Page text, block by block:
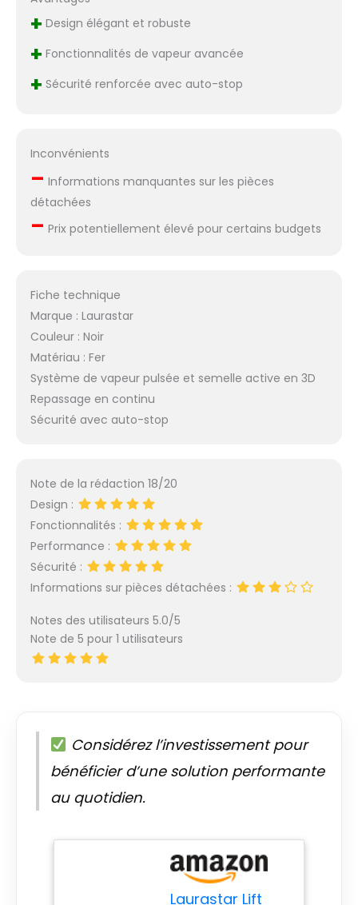
+ Design élégant et robuste
+ Fonctionnalités de vapeur avancée
+ Sécurité renforcée avec auto-stop
Inconvénients
– Informations manquantes sur les pièces
détachées
– Prix potentiellement élevé pour certains budgets
Fiche technique
Marque : Laurastar
Couleur : Noir
Matériau : Fer
Système de vapeur pulsée et semelle active en 3D
Repassage en continu
Sécurité avec auto-stop
Note de la rédaction 18/20
Design :
Fonctionnalités :
Performance :
Sécurité :
Informations sur pièces détachées :
Notes des utilisateurs 5.0/5
Note de 5 pour 1 utilisateurs
Considérez l’investissement pour
bénéficier d’une solution performante
au quotidien.
Laurastar Lift